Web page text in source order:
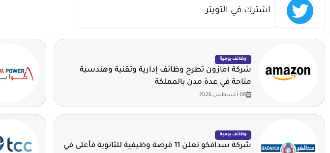
اشترك في التويتر
وظائف يومية
شركة أمازون تطرح وظائف إدارية وتقنية وهندسية
متاحة في عدة مدن بالمملكة
08 أغسطس 2026
وظائف يومية
شركة سدافكو تعلن 11 فرصة وظيفية للثانوية فأعلى في